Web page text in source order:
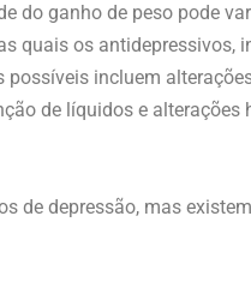
do ganho de peso pode
quais os
possíveis incluem
de líquidos e alterações
de depressão, mas